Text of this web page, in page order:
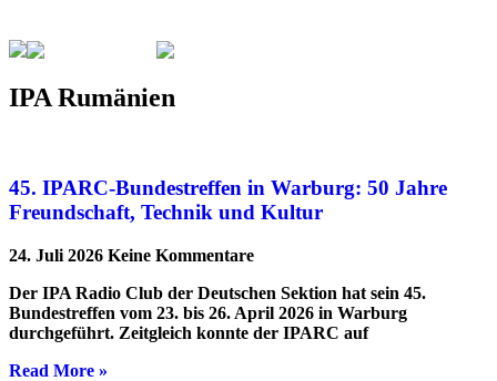
IPA Rumänien
45. IPARC-Bundestreffen in Warburg: 50 Jahre
Freundschaft, Technik und Kultur
24. Juli 2026 Keine Kommentare
Der IPA Radio Club der Deutschen Sektion hat sein 45.
Bundestreffen vom 23. bis 26. April 2026 in Warburg
durchgeführt. Zeitgleich konnte der IPARC auf
Read More »